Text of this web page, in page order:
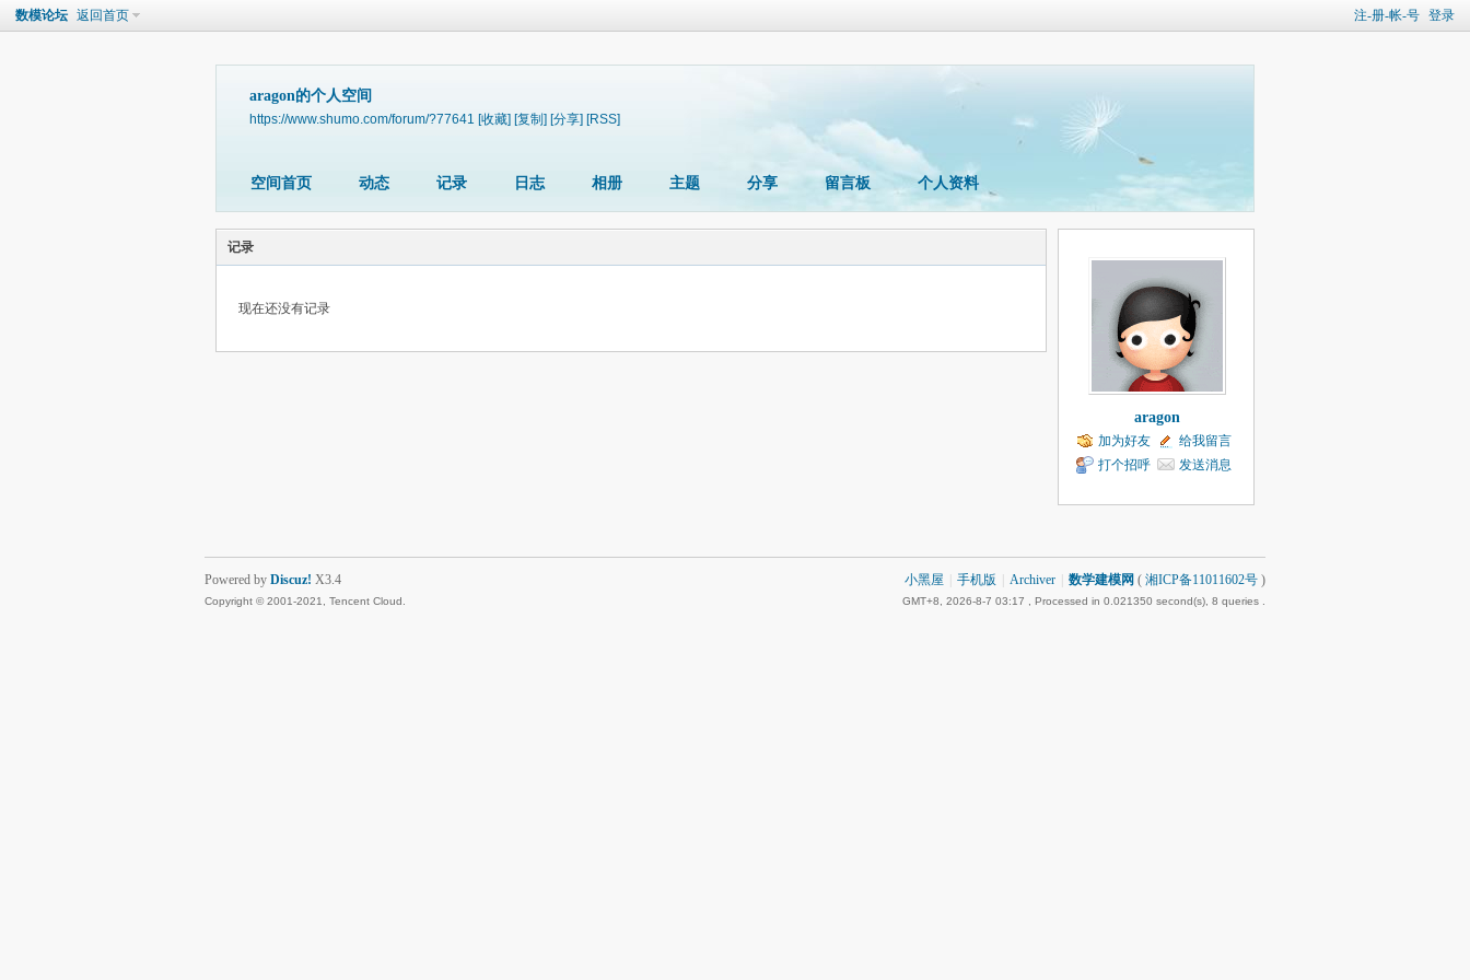
注-册-帐-号 登录
数模论坛 返回首页
aragon的个人空间
https://www.shumo.com/forum/?77641 [收藏] [复制] [分享] [RSS]
空间首页 动态 记录 日志 相册 主题 分享 留言板 个人资料
记录
现在还没有记录
aragon
加为好友
给我留言
打个招呼
发送消息
小黑屋 手机版 Archiver 数学建模网 ( 湘ICP备11011602号 )
GMT+8, 2026-8-7 03:17 , Processed in 0.021350 second(s), 8 queries .
Powered by Discuz! X3.4
Copyright © 2001-2021, Tencent Cloud.